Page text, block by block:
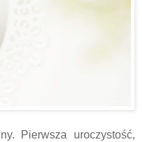
Pierwsza uroczystość,